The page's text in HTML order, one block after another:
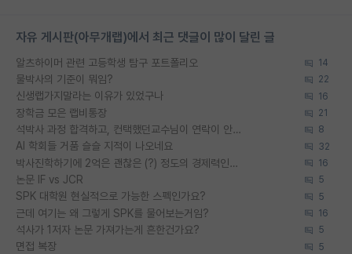
자유 게시판(아무개랩)에서 최근 댓글이 많이 달린 글
알츠하이머 관련 고등학생 탐구 포트폴리오 14
물박사의 기준이 뭐임? 22
신생랩가지말라는 이유가 있었구나 16
장학금 모은 랩비통장 21
석박사 과정 합격하고, 컨택했던교수님이 연락이 안됩니다... 8
AI 학회들 거품 슬슬 지적이 나오네요 32
박사진학하기에 2억은 괜찮은 (?) 정도의 경제력인가요 16
논문 IF vs JCR 5
SPK 대학원 현실적으로 가능한 스펙인가요? 5
근데 여기는 왜 그렇게 SPK를 물어보는거임? 16
석사가 1저자 논문 가져가는게 흔한건가요? 5
면접 복장 5